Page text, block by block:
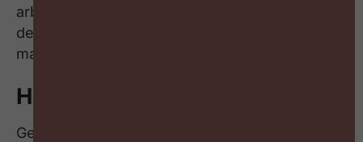
arbeidsmarkt niet dezelfde aandacht krijgt als
de externe arbeidsmarkt en is het vaak
makkelijker om extern te solliciteren.
Hoe komt dat?
Geert ziet vier mogelijke verklaringen: Eerst en